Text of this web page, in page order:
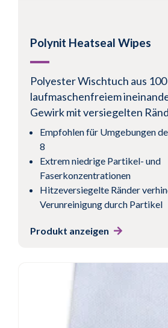
Polynit Heatseal Wipes
Polyester Wischtuch aus 100
laufmaschenfreiem
Gewirk mit versiegelten
Empfohlen für Umgebungen
8
Extrem niedrige Partikel- und
Faserkonzentrationen
Hitzeversiegelte Ränder
Verunreinigung durch Partikel
Produkt anzeigen